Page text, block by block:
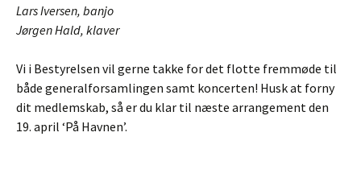
Lars Iversen, banjo
Jørgen Hald, klaver
Vi i Bestyrelsen vil gerne takke for det flotte fremmøde til
både generalforsamlingen samt koncerten! Husk at forny
dit medlemskab, så er du klar til næste arrangement den
19. april ‘På Havnen’.